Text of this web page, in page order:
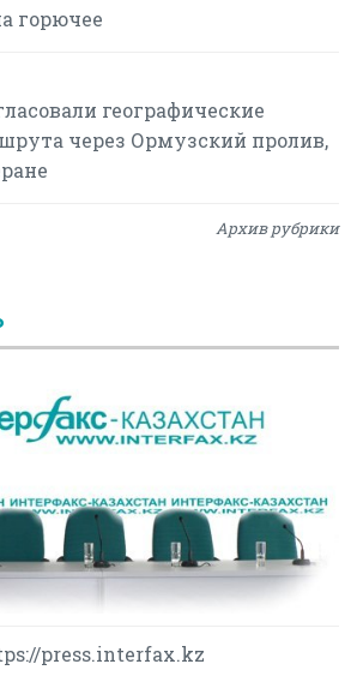
горючее
географические
через Ормузский пролив,
Архив рубрики
press.interfax.kz